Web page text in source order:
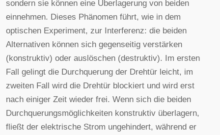
sondern sie können eine Überlagerung von beiden
einnehmen. Dieses Phänomen führt, wie in dem
optischen Experiment, zur Interferenz: die beiden
Alternativen können sich gegenseitig verstärken
(konstruktiv) oder auslöschen (destruktiv). Im ersten
Fall gelingt die Durchquerung der Drehtür leicht, im
zweiten Fall wird die Drehtür blockiert und wird erst
nach einiger Zeit wieder frei. Wenn sich die beiden
Durchquerungsmöglichkeiten konstruktiv überlagern,
fließt der elektrische Strom ungehindert, während er